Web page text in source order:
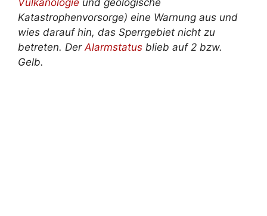
Vulkanologie und geologische
Katastrophenvorsorge) eine Warnung aus und
wies darauf hin, das Sperrgebiet nicht zu
betreten. DerAlarmstatus blieb auf 2 bzw.
Gelb.